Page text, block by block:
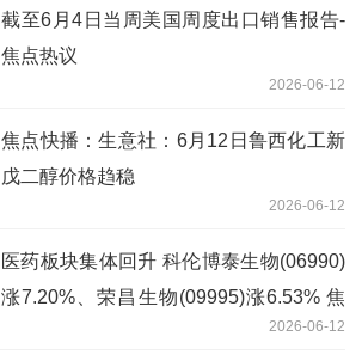
截至6月4日当周美国周度出口销售报告-
焦点热议
2026-06-12
焦点快播：生意社：6月12日鲁西化工新
戊二醇价格趋稳
2026-06-12
医药板块集体回升 科伦博泰生物(06990)
涨7.20%、荣昌生物(09995)涨6.53% 焦
2026-06-12